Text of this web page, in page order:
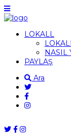
LOKALL
NASIL
PAYLAŞ
Ara